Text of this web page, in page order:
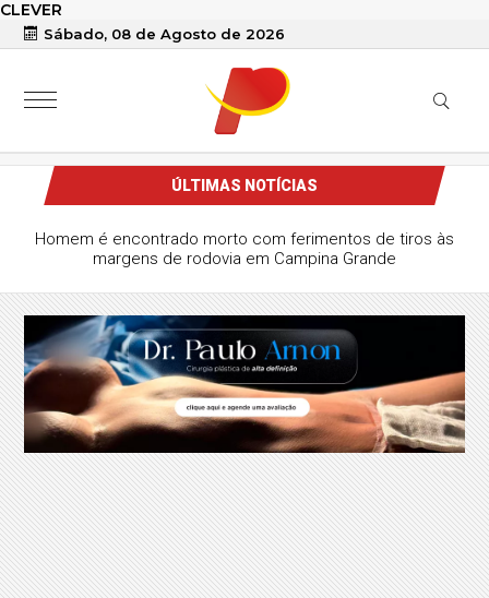
CLEVER
Sábado, 08 de Agosto de 2026
ÚLTIMAS NOTÍCIAS
Homem é encontrado morto com ferimentos de tiros às
margens de rodovia em Campina Grande